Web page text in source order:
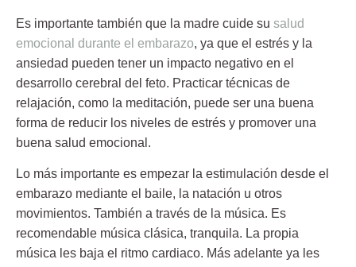
Es importante también que la madre cuide su salud
emocional durante el embarazo, ya que el estrés y la
ansiedad pueden tener un impacto negativo en el
desarrollo cerebral del feto. Practicar técnicas de
relajación, como la meditación, puede ser una buena
forma de reducir los niveles de estrés y promover una
buena salud emocional.
Lo más importante es empezar la estimulación desde el
embarazo mediante el baile, la natación u otros
movimientos. También a través de la música. Es
recomendable música clásica, tranquila. La propia
música les baja el ritmo cardiaco. Más adelante ya les